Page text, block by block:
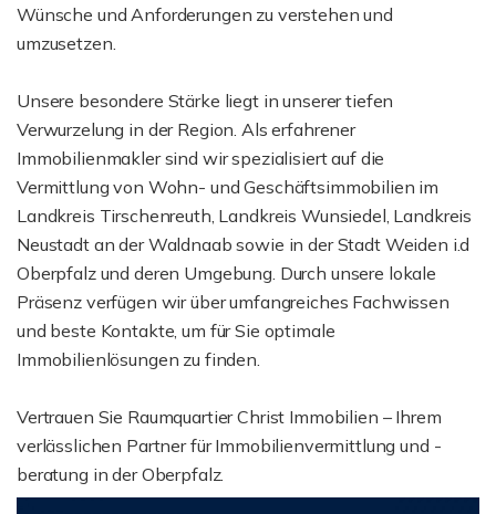
Wünsche und Anforderungen zu verstehen und
umzusetzen.
Unsere besondere Stärke liegt in unserer tiefen
Verwurzelung in der Region. Als erfahrener
Immobilienmakler sind wir spezialisiert auf die
Vermittlung von Wohn- und Geschäftsimmobilien im
Landkreis Tirschenreuth, Landkreis Wunsiedel, Landkreis
Neustadt an der Waldnaab sowie in der Stadt Weiden i.d
Oberpfalz und deren Umgebung. Durch unsere lokale
Präsenz verfügen wir über umfangreiches Fachwissen
und beste Kontakte, um für Sie optimale
Immobilienlösungen zu finden.
Vertrauen Sie Raumquartier Christ Immobilien – Ihrem
verlässlichen Partner für Immobilienvermittlung und -
beratung in der Oberpfalz.